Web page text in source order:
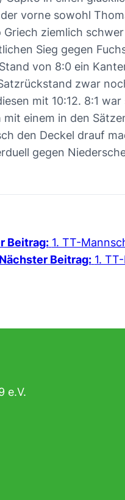
vorne sowohl
ziemlich
Sieg gegen
von 8:0 ein
zwar
mit 10:12. 8:1
einem in den
den Deckel drauf
gegen
Beitrag: 1. TT-
Nächster Beitrag: 1.
e.V.